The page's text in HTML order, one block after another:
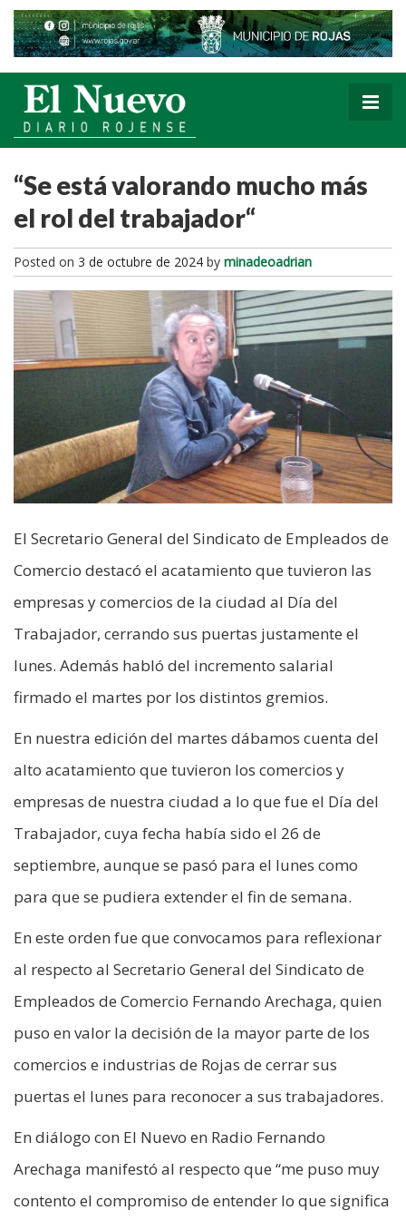
“Se está valorando mucho más
el rol del trabajador“
Posted on 3 de octubre de 2024 by minadeoadrian
El Secretario General del Sindicato de Empleados de
Comercio destacó el acatamiento que tuvieron las
empresas y comercios de la ciudad al Día del
Trabajador, cerrando sus puertas justamente el
lunes. Además habló del incremento salarial
firmado el martes por los distintos gremios.
En nuestra edición del martes dábamos cuenta del
alto acatamiento que tuvieron los comercios y
empresas de nuestra ciudad a lo que fue el Día del
Trabajador, cuya fecha había sido el 26 de
septiembre, aunque se pasó para el lunes como
para que se pudiera extender el fin de semana.
En este orden fue que convocamos para reflexionar
al respecto al Secretario General del Sindicato de
Empleados de Comercio Fernando Arechaga, quien
puso en valor la decisión de la mayor parte de los
comercios e industrias de Rojas de cerrar sus
puertas el lunes para reconocer a sus trabajadores.
En diálogo con El Nuevo en Radio Fernando
Arechaga manifestó al respecto que “me puso muy
contento el compromiso de entender lo que significa